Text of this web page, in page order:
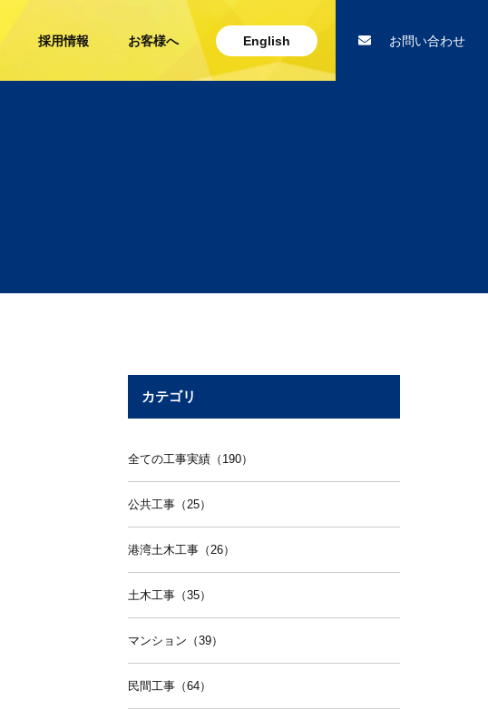
採用情報 お客様へ English お問い合わせ
カテゴリ
全ての工事実績（190）
公共工事（25）
港湾土木工事（26）
土木工事（35）
マンション（39）
民間工事（64）